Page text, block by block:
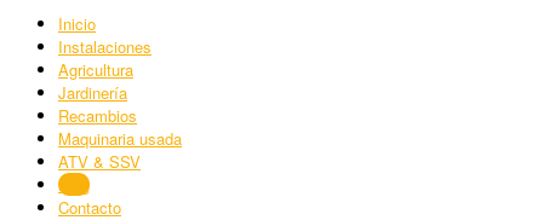
Inicio
Instalaciones
Agricultura
Jardinería
Recambios
Maquinaria usada
ATV & SSV
Blog
Contacto